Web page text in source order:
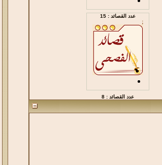
عدد القصائد : 15
;
عدد القصائد : 8